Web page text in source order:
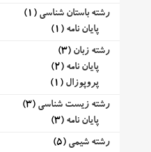
رشته باستان شناسی (1)
پایان نامه (1)
رشته زبان (3)
پایان نامه (2)
پروپوزال (1)
رشته زیست شناسی (3)
پایان نامه (3)
رشته شیمی (5)